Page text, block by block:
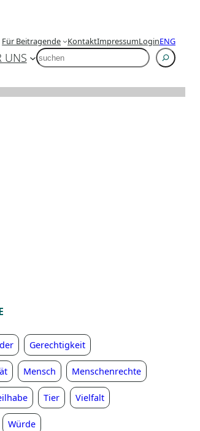
Für Beitragende KontaktImpressumLoginENG
UNS SUCHEN
Gerechtigkeit
Mensch Menschenrechte
Tier Vielfalt
Würde